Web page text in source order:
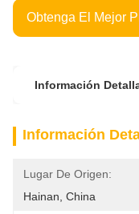
Obtenga El Mejor
Información
Información
Lugar De Origen:
Hainan, China